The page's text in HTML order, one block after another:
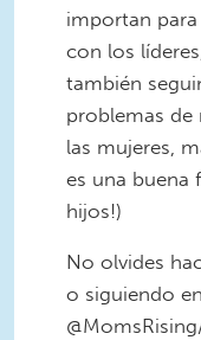
importan
con los
también
problemas de
las mujeres,
es una buena
hijos!)
No olvides
o siguiendo